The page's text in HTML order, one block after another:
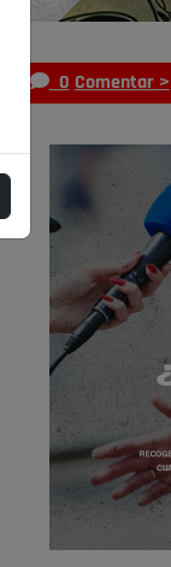
0 Comentar >